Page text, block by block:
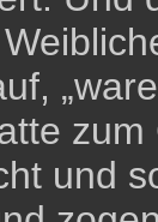
und